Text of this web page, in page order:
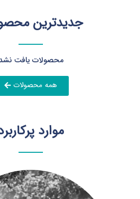
جدیدترین
محصولات یافت
همه محصولات
موارد